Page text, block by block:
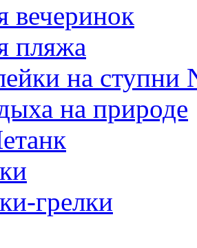
вечеринок
пляжа
на ступни
на природе
грелки